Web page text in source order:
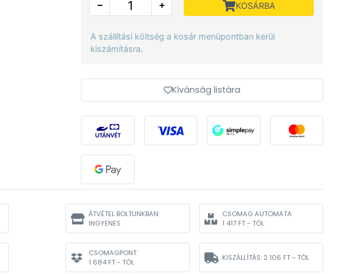
KOSÁRBA
A szállítási költség a kosár menüpontban kerül
kiszámításra.
Kívánság listára
ÁTVÉTEL BOLTUNKBAN:
INGYENES
CSOMAG AUTOMATA:
1 417 FT - TÓL
CSOMAGPONT:
1 684 FT - TÓL
KISZÁLLÍTÁS: 2 106 FT - TÓL